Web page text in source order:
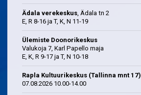
Ädala verekeskus , Ädala tn 2
E, R 8-16 ja T, K, N 11-19
Ülemiste Doonorikeskus
Valukoja 7, Karl Papello maja
E, K, R 9-17 ja T, N 10-18
Rapla Kultuurikeskus (Tallinna mnt 17)
07.08.2026 10.00-14.00